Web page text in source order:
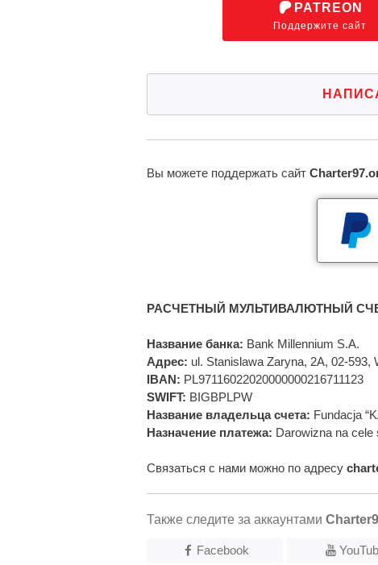
PATREON
Поддержите сайт
Вы можете поддержать сайт
РАСЧЕТНЫЙ МУЛЬТИВАЛЮТНЫЙ
Название банка: Bank Millennium S.A.
Адрес: ul. Stanislawa Zaryna, 2A, 02-593,
IBAN: PL97116022020000000216711123
SWIFT: BIGBPLPW
Название владельца счета: Fundacja
Назначение платежа: Darowizna na cele
Связаться с нами можно по адресу
Также следите за аккаунтами
Facebook